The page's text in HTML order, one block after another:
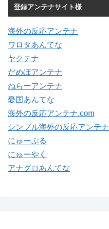
登録アンテナサイト様
海外の反応アンテナ
ワロタあんてな
ヤクテナ
だめぽアンテナ
ねらーアンテナ
憂国あんてな
海外の反応アンテナ.com
シンプル海外の反応アンテナ
にゅーぷる
にゅーやく
アナグロあんてな